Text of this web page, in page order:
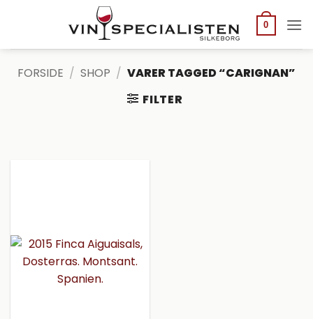
0
FORSIDE / SHOP / VARER TAGGED “CARIGNAN”
FILTER